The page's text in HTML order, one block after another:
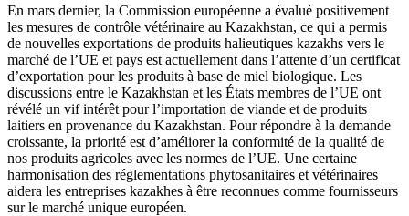
En mars dernier, la Commission européenne a évalué positivement
les mesures de contrôle vétérinaire au Kazakhstan, ce qui a permis
de nouvelles exportations de produits halieutiques kazakhs vers le
marché de l’UE et pays est actuellement dans l’attente d’un certificat
d’exportation pour les produits à base de miel biologique. Les
discussions entre le Kazakhstan et les États membres de l’UE ont
révélé un vif intérêt pour l’importation de viande et de produits
laitiers en provenance du Kazakhstan. Pour répondre à la demande
croissante, la priorité est d’améliorer la conformité de la qualité de
nos produits agricoles avec les normes de l’UE. Une certaine
harmonisation des réglementations phytosanitaires et vétérinaires
aidera les entreprises kazakhes à être reconnues comme fournisseurs
sur le marché unique européen.